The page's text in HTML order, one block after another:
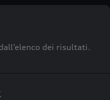
dei risultati.